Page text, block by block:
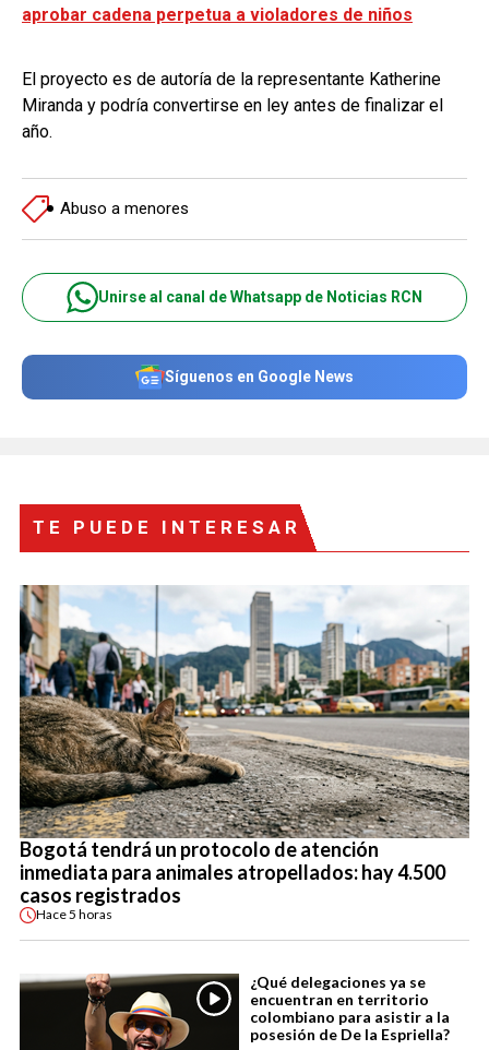
aprobar cadena perpetua a violadores de niños
El proyecto es de autoría de la representante Katherine
Miranda y podría convertirse en ley antes de finalizar el
año.
Abuso a menores
Unirse al canal de Whatsapp de Noticias RCN
Síguenos en Google News
TE PUEDE INTERESAR
Bogotá tendrá un protocolo de atención
inmediata para animales atropellados: hay 4.500
casos registrados
Hace5 horas
¿Qué delegaciones ya se
encuentran en territorio
colombiano para asistir a la
posesión de De la Espriella?